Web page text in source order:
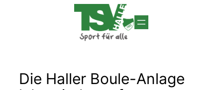
Die Haller Boule-Anlage